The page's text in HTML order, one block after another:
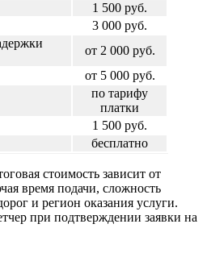
1 500 руб.
3 000 руб.
от 2 000 руб.
от 5 000 руб.
по тарифу
платки
1 500 руб.
бесплатно
стоимость зависит от
время подачи, сложность
и регион оказания услуги.
при подтверждении заявки на